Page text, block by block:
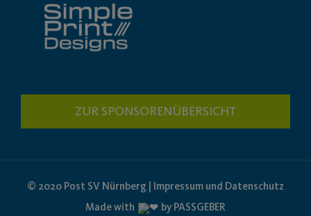
ZUR SPONSORENÜBERSICHT
© 2020 Post SV Nürnberg | Impressum und Datenschutz
Made with
by PASSGEBER